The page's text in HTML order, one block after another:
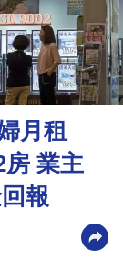
月租
房 業主
報